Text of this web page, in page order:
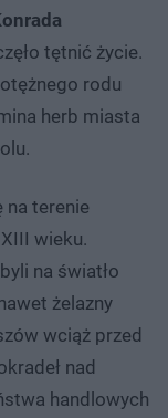
tętnić życie.
rodu
herb miasta
na terenie
wieku.
na światło
żelazny
wciąż przed
nad
handlowych